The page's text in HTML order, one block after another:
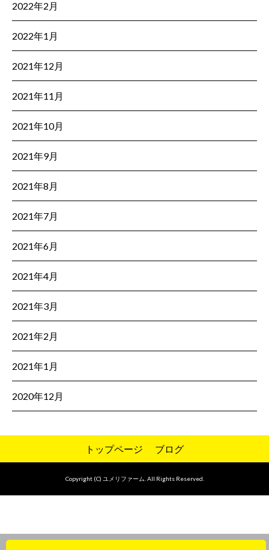
2022年2月
2022年1月
2021年12月
2021年11月
2021年10月
2021年9月
2021年8月
2021年7月
2021年6月
2021年4月
2021年3月
2021年2月
2021年1月
2020年12月
トップページ ブログ
Copyright (C) ユメリファーム. All Rights Reserved.